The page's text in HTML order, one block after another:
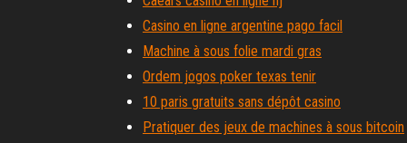
Casino en ligne argentine pago facil
Machine à sous folie mardi gras
Ordem jogos poker texas tenir
10 paris gratuits sans dépôt casino
Pratiquer des jeux de machines à sous bitcoin